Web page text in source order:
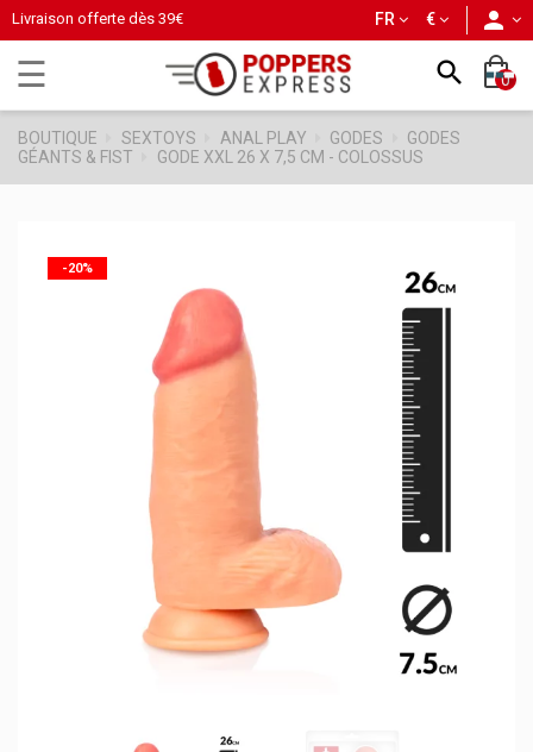
Livraison offerte dès 39€ €
FR
Basculer
la
navigation
☰  0
BOUTIQUE SEXTOYS ANAL PLAY GODES
GODES
GÉANTS & FIST
GODE XXL 26 X 7,5 CM - COLOSSUS
-20%